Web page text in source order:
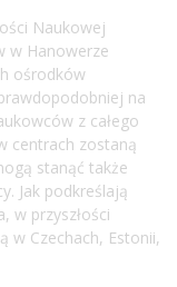
Naukowej
w Hanowerze
ośrodków
na
z całego
centrach zostaną
stanąć także
Jak podkreślają
w przyszłości
w Czechach, Estonii,